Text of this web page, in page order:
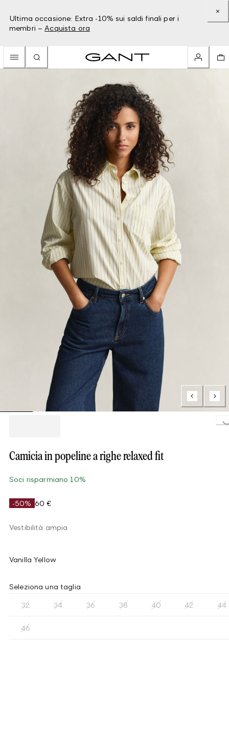
Ultima occasione: Extra -10% sui saldi finali per i
membri – Acquista ora
Loading...
Camicia in popeline a righe relaxed fit
Soci risparmiano 10%
-50% 60 €
Vestibilità ampia
Vanilla Yellow
Seleziona una taglia
32 34 36 38 40 42 44
46